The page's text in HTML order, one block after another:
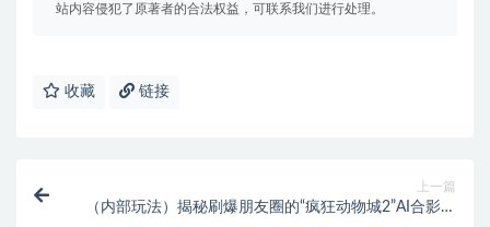
站内容侵犯了原著者的合法权益，可联系我们进行处理。
收藏 链接
上一篇
（内部玩法）揭秘刷爆朋友圈的“疯狂动物城2”AI合影，